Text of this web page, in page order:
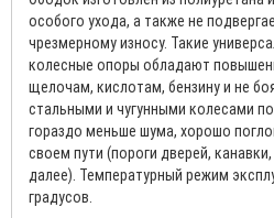
особого ухода, а также не
чрезмерному износу. Такие
колесные опоры обладают
щелочам, кислотам, бензину и не
стальными и чугунными колесами
гораздо меньше шума, хорошо
своем пути (пороги дверей,
далее). Температурный режим
градусов.